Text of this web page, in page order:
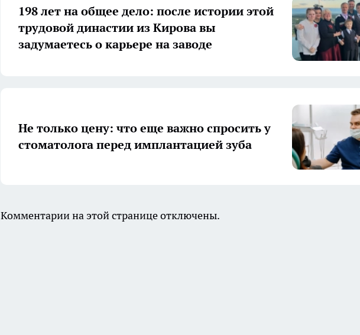
198 лет на общее дело: после истории этой
трудовой династии из Кирова вы
задумаетесь о карьере на заводе
Не только цену: что еще важно спросить у
стоматолога перед имплантацией зуба
Комментарии на этой странице отключены.